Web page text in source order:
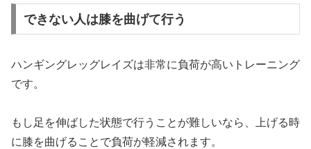
できない人は膝を曲げて行う
ハンギングレッグレイズは非常に負荷が高いトレーニング
です。
もし足を伸ばした状態で行うことが難しいなら、上げる時
に膝を曲げることで負荷が軽減されます。